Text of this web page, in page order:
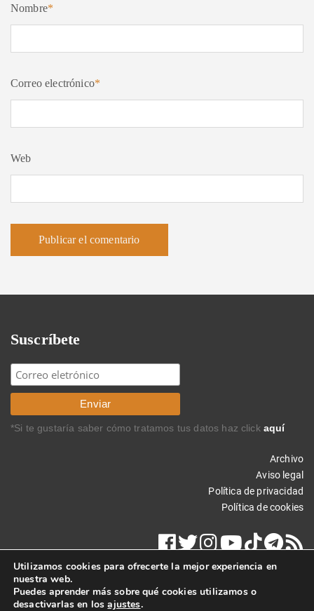
Nombre*
Correo electrónico*
Web
Suscríbete
*Si te gustaría saber cómo tratamos tus datos haz click aquí
Archivo
Aviso legal
Política de privacidad
Política de cookies
Copyright © 2019 Carlos Rodríguez Braun. Todos los derechos
Utilizamos cookies para ofrecerte la mejor experiencia en
nuestra web.
Puedes aprender más sobre qué cookies utilizamos o
desactivarlas en losajustes.